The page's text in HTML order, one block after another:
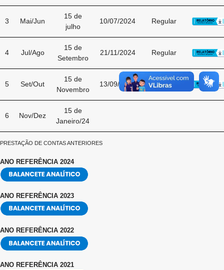
3 Mai/Jun
15 de
julho
10/07/2024 Regular
4 Jul/Ago
15 de
Setembro
21/11/2024 Regular
5 Set/Out
15 de
Novembro
13/09/2024 Regular
6 Nov/Dez
15 de
Janeiro/24
PRESTAÇÃO DE CONTAS ANTERIORES
ANO REFERÊNCIA 2024
ANO REFERÊNCIA 2023
ANO REFERÊNCIA 2022
ANO REFERÊNCIA 2021